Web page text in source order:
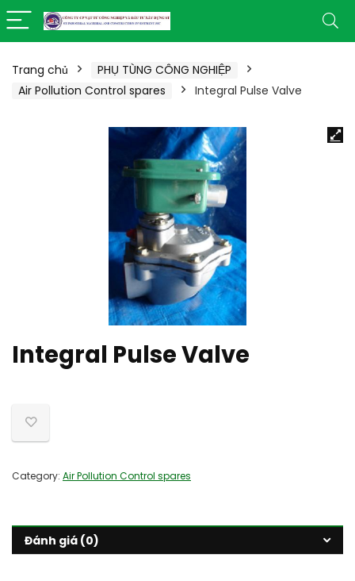
Trang chủ
PHỤ TÙNG CÔNG NGHIỆP
Air Pollution Control spares
Integral Pulse Valve
Integral Pulse Valve
Category: Air Pollution Control spares
Đánh giá (0)